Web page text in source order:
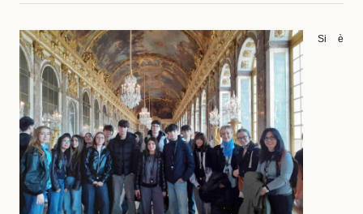
Si è